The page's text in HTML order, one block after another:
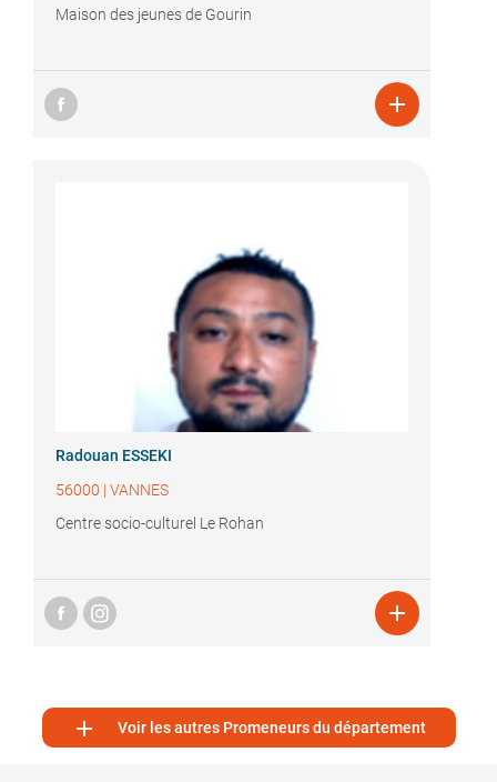
Maison des jeunes de Gourin

Radouan ESSEKI
56000 | VANNES
Centre socio-culturel Le Rohan

 Voir les autres Promeneurs du département